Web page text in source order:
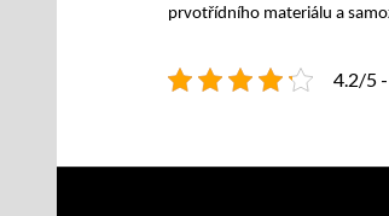
prvotřídního materiálu a
4.2/5